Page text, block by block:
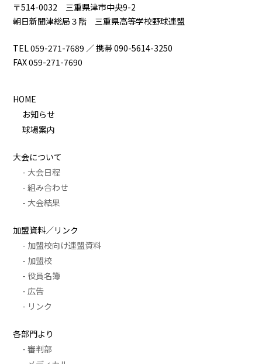
〒514-0032 三重県津市中央9-2
朝日新聞津総局３階 三重県高等学校野球連盟
TEL 059-271-7689 ／ 携帯 090-5614-3250
FAX 059-271-7690
HOME
お知らせ
球場案内
大会について
- 大会日程
- 組み合わせ
- 大会結果
加盟資料／リンク
- 加盟校向け連盟資料
- 加盟校
- 役員名簿
- 広告
- リンク
各部門より
- 審判部